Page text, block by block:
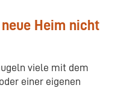
Heim nicht
viele mit dem
einer eigenen